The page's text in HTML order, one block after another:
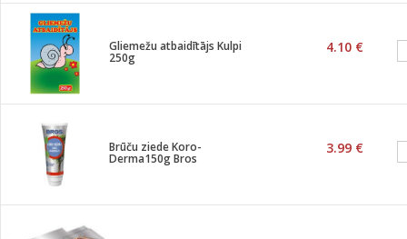
Gliemežu atbaidītājs Kulpi
250g
4.10 €
Brūču ziede Koro-
Derma150g Bros
3.99 €